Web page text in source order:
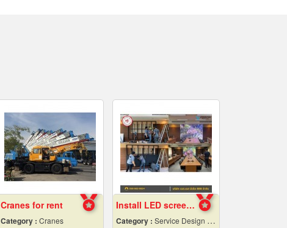
Cranes for rent
Category : Cranes
Install LED screens inside the auditorium
Category : Service Design And Advertising 24 Hours.